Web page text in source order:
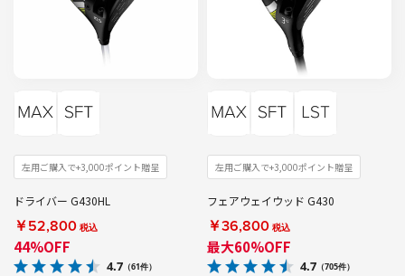
左用ご購入で+3,000ポイント贈呈
ドライバー G430HL
￥52,800 税込
44%OFF
4.7 （61件）
左用ご購入で+3,000ポイント贈呈
フェアウェイウッド G430
￥36,800 税込
最大60%OFF
4.7 （705件）